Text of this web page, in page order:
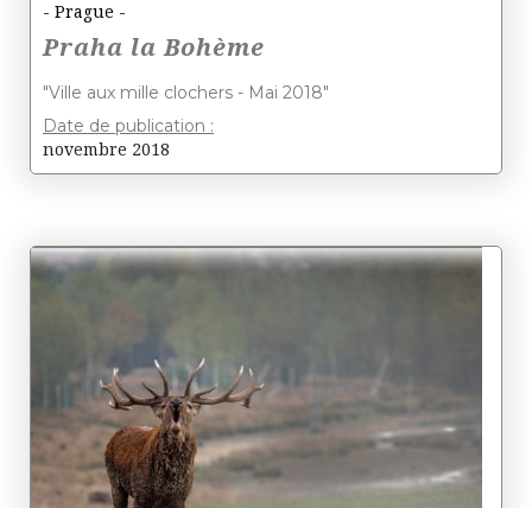
- Prague -
Praha la Bohème
"Ville aux mille clochers - Mai 2018"
Date de publication :
novembre 2018